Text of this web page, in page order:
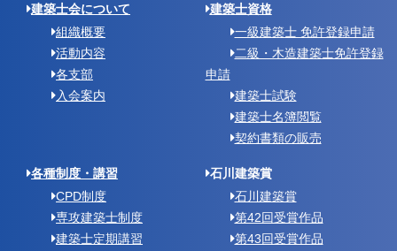
建築士会について
組織概要
活動内容
各支部
入会案内
建築士資格
一級建築士 免許登録申請
二級・木造建築士免許登録
申請
建築士試験
建築士名簿閲覧
契約書類の販売
各種制度・講習
CPD制度
専攻建築士制度
建築士定期講習
石川建築賞
石川建築賞
第42回受賞作品
第43回受賞作品